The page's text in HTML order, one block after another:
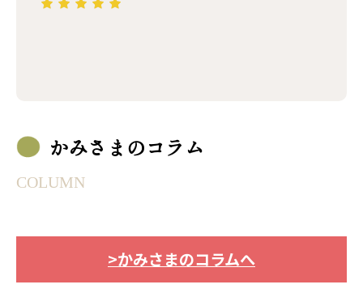
かみさまのコラム
COLUMN
>かみさまのコラムへ